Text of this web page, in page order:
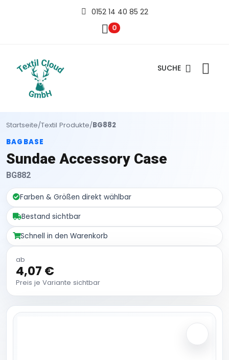
0152 14 40 85 22
0
SUCHE
Startseite/Textil Produkte/BG882
BAGBASE
Sundae Accessory Case
BG882
Farben & Größen direkt wählbar
Bestand sichtbar
Schnell in den Warenkorb
ab
4,07 €
Preis je Variante sichtbar